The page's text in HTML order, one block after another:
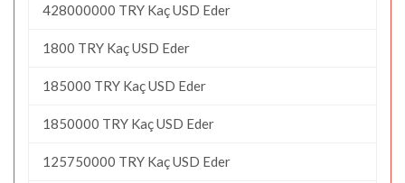
428000000 TRY Kaç USD Eder
1800 TRY Kaç USD Eder
185000 TRY Kaç USD Eder
1850000 TRY Kaç USD Eder
125750000 TRY Kaç USD Eder